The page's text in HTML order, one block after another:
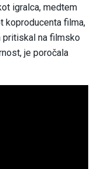
igralca, medtem
koproducenta filma,
pritiskal na filmsko
je poročala